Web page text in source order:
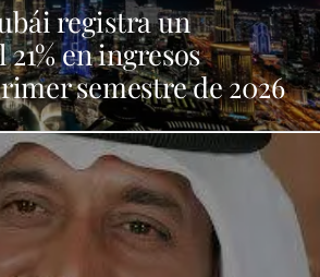
registra un
en ingresos
semestre de 2026